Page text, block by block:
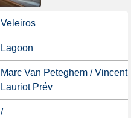
Veleiros
Lagoon
Marc Van Peteghem / Vincent
Lauriot Prév
/